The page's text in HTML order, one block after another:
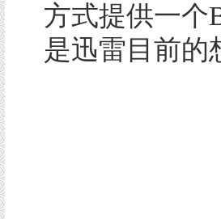
方式提供一个
是迅雷目前的